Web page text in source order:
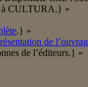
à CULTURA.} »
.} »
de
de l’éditeurs.} »